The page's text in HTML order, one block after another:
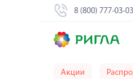
8 (800) 777-03-03
Акции